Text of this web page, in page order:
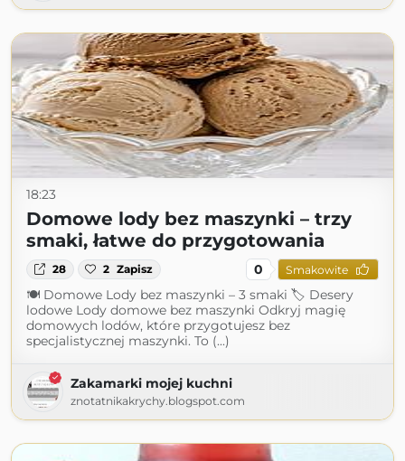
18:23
Domowe lody bez maszynki – trzy
smaki, łatwe do przygotowania
28 2 Zapisz 0 Smakowite
🍽 Domowe Lody bez maszynki – 3 smaki 🏷 Desery
lodowe Lody domowe bez maszynki Odkryj magię
domowych lodów, które przygotujesz bez
specjalistycznej maszynki. To (...)
Zakamarki mojej kuchni
znotatnikakrychy.blogspot.com